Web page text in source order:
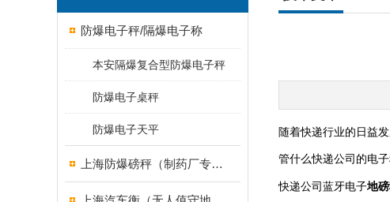
防爆电子秤/隔爆电子称
本安隔爆复合型防爆电子秤
防爆电子桌秤
防爆电子天平
上海防爆磅秤（制药厂专用）
随着快递行业的日益
管什么快递公司的电
快递公司蓝牙电子地